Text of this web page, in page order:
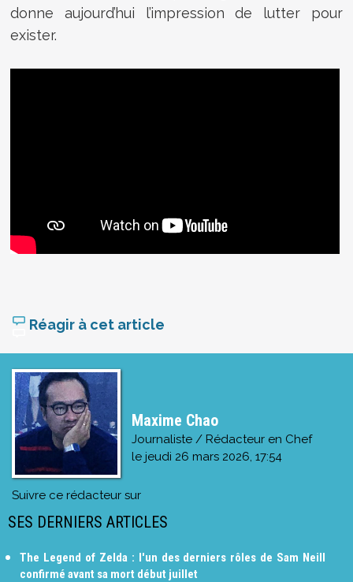
donne aujourd’hui l’impression de lutter pour
exister.
Réagir à cet article
Maxime Chao
Journaliste / Rédacteur en Chef
le jeudi 26 mars 2026, 17:54
Suivre ce rédacteur sur
SES DERNIERS ARTICLES
The Legend of Zelda : l'un des derniers rôles de Sam Neill
confirmé avant sa mort début juillet